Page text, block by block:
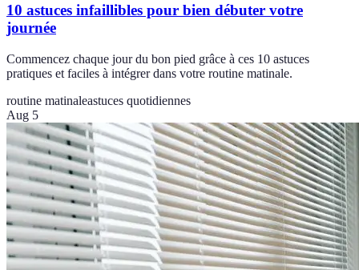
10 astuces infaillibles pour bien débuter votre
journée
Commencez chaque jour du bon pied grâce à ces 10 astuces
pratiques et faciles à intégrer dans votre routine matinale.
routine matinaleastuces quotidiennes
Aug 5